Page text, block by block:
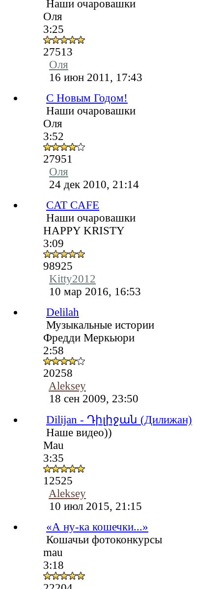
Наши очаровашки
Оля
3:25
27513
Оля
16 июн 2011, 17:43
C Новым Годом!
Наши очаровашки
Оля
3:52
27951
Оля
24 дек 2010, 21:14
CAT CAFE
Наши очаровашки
HAPPY KRISTY
3:09
98925
Kitty2012
10 мар 2016, 16:53
Delilah
Музыкальные истории
Фредди Меркьюри
2:58
20258
Aleksey
18 сен 2009, 23:50
Dilijan - Դիլիջան (Дилижан)
Наше видео))
Mau
3:35
12525
Aleksey
10 июл 2015, 21:15
«А ну-ка кошечки...»
Кошачьи фотоконкурсы
mau
3:18